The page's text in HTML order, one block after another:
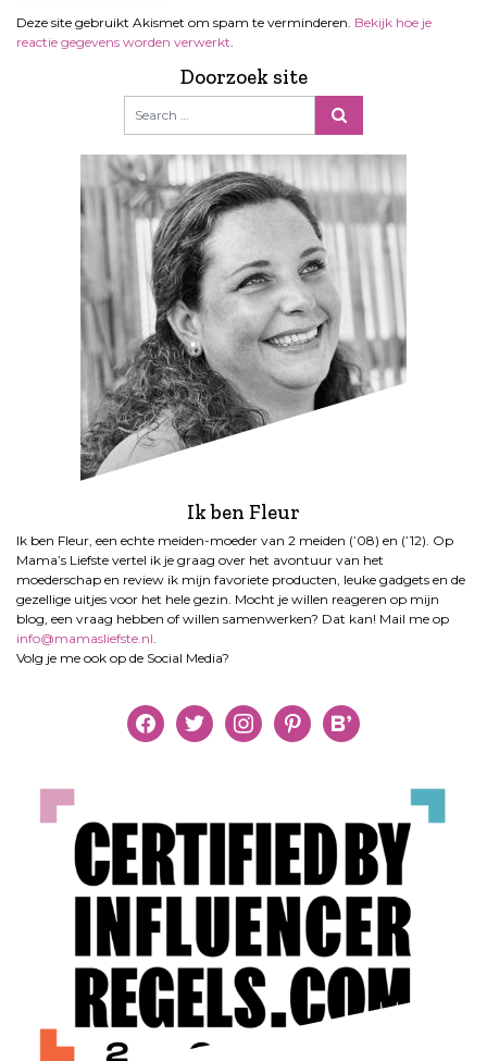
Deze site gebruikt Akismet om spam te verminderen. Bekijk hoe je
reactie gegevens worden verwerkt
Doorzoek site
Ik ben Fleur
Ik ben Fleur, een echte meiden-moeder van 2 meiden (’08) en (’12). Op
Mama’s Liefste vertel ik je graag over het avontuur van het
moederschap en review ik mijn favoriete producten, leuke gadgets en de
gezellige uitjes voor het hele gezin. Mocht je willen reageren op mijn
blog, een vraag hebben of willen samenwerken? Dat kan! Mail me op
info@mamasliefste.nl
Volg je me ook op de Social Media?
facebooktwitter instagrampinterestbloglovin